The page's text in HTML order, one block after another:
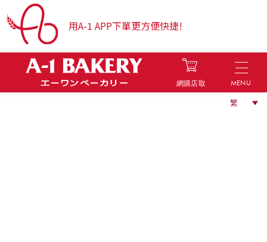
用A-1 APP下單更方便快捷!
網購店取 MENU